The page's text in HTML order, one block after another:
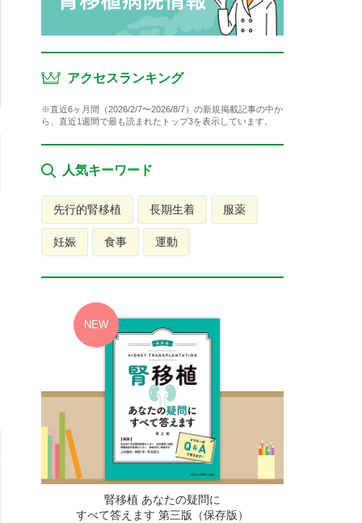
アクセスランキング
※直近6ヶ月間（2026/2/7〜2026/8/7）の新規掲載記事の中か
ら、直近1週間で最も読まれたトップ3を表示しています。
人気キーワード
先行的腎移植 長期生着 服薬
妊娠 食事 運動
腎移植 あなたの疑問に
すべて答えます 第三版（保存版）